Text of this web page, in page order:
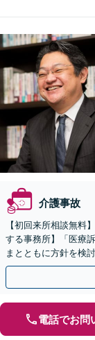
介護事故
【初回来所相談無料
する事務所】「医療
まとともに方針を検
時間メール・LINE予
電話でお問